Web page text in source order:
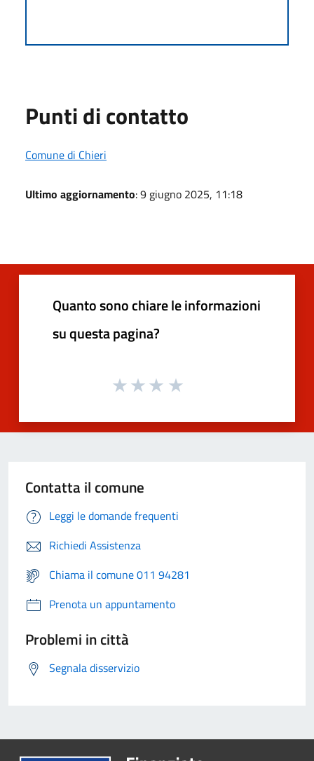
Punti di contatto
Comune di Chieri
Ultimo aggiornamento: 9 giugno 2025, 11:18
Quanto sono chiare le informazioni
su questa pagina?
Contatta il comune
Leggi le domande frequenti
Richiedi Assistenza
Chiama il comune 011 94281
Prenota un appuntamento
Problemi in città
Segnala disservizio